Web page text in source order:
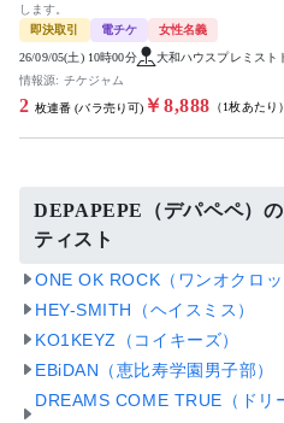
します。
即決取引
電チケ 女性名義
26/09/05(土) 10時00分
大和ハウスプレミスト
情報源: チケジャム
2 枚連番 (バラ売り可) ￥8,888 （1枚あたり）
DEPAPEPE（デパペペ）
ティスト
ONE OK ROCK（ワンオクロッ
HEY-SMITH（ヘイスミス）
KO1KEYZ（コイキーズ）
EBiDAN（恵比寿学園男子部）
DREAMS COME TRUE（ドリ